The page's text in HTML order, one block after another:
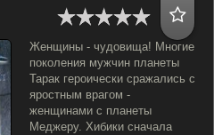
Женщины - чудовища! Многие
поколения мужчин планеты
Тарак героически сражались с
яростным врагом -
женщинами с планеты
Меджеру. Хибики сначала